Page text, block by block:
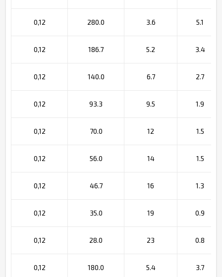
0,12 280.0 3.6 5.1
0,12 186.7 5.2 3.4
0,12 140.0 6.7 2.7
0,12 93.3 9.5 1.9
0,12 70.0 12 1.5
0,12 56.0 14 1.5
0,12 46.7 16 1.3
0,12 35.0 19 0.9
0,12 28.0 23 0.8
0,12 180.0 5.4 3.7